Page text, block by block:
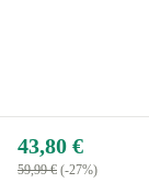
43,80 €
59,99 € (-27%)